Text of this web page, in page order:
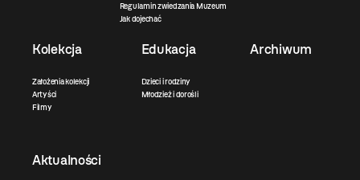
Regulamin zwiedzania Muzeum
Jak dojechać
Kolekcja
Założenia kolekcji
Artyści
Filmy
Edukacja
Dzieci i rodziny
Młodzież i dorośli
Archiwum
Aktualności